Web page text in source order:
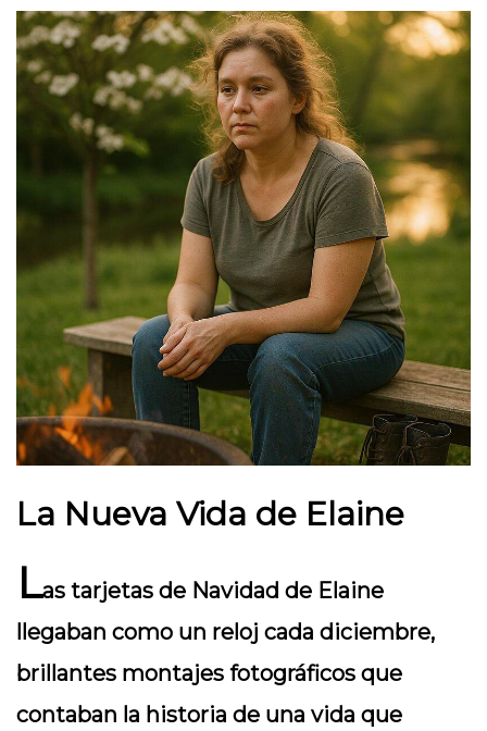
La Nueva Vida de Elaine
Las tarjetas de Navidad de Elaine
llegaban como un reloj cada diciembre,
brillantes montajes fotográficos que
contaban la historia de una vida que